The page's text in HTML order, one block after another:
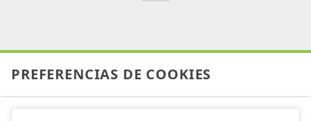
PREFERENCIAS DE COOKIES